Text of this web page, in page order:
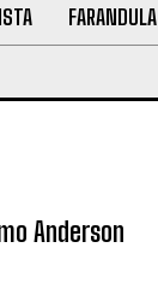
FARANDULA
Anderson